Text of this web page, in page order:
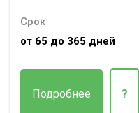
Срок
от 65 до 365 дней
Подробнее ?